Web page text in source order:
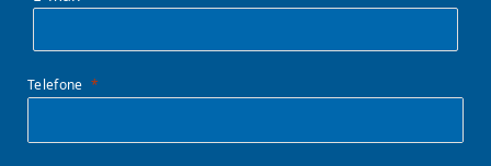
Telefone